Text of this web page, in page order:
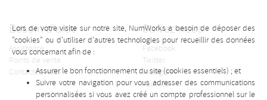
Lors de votre visite sur notre site, NumWorks a besoin de déposer des
"cookies" ou d'utiliser d'autres technologies pour recueillir des données
vous concernant afin de :
Assurer le bon fonctionnement du site (cookies essentiels) ; et
Suivre votre navigation pour vous adresser des communications
personnalisées si vous avez créé un compte professionnel sur le
Besoin d'aide
Assistance
Points de vente
Contactez-nous
Suivez-nous
Facebook
Twitter
Instagram
Youtube